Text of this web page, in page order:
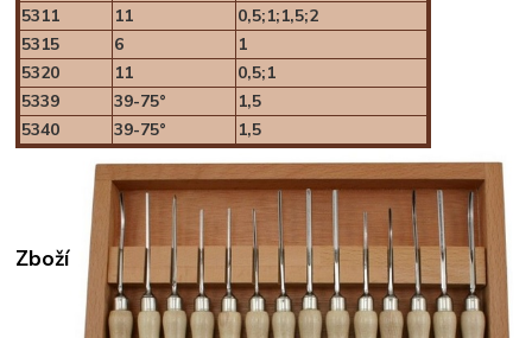
5311
11
0,5;1;1,5;2
5315
6
1
5320
11
0,5;1
5339
39-75°
1,5
5340
39-75° 1,5
Zboží